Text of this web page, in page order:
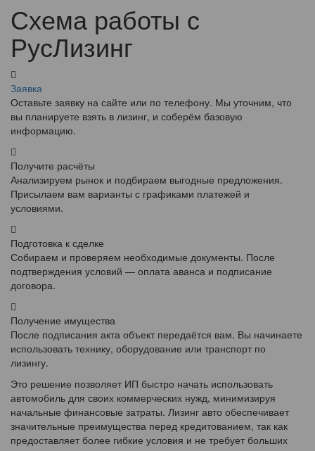
Схема работы с
РусЛизинг
Заявка
Оставьте заявку на сайте или по телефону. Мы уточним, что
вы планируете взять в лизинг, и соберём базовую
информацию.
Получите расчёты
Анализируем рынок и подбираем выгодные предложения.
Присылаем вам варианты с графиками платежей и
условиями.
Подготовка к сделке
Собираем и проверяем необходимые документы. После
подтверждения условий — оплата аванса и подписание
договора.
Получение имущества
После подписания акта объект передаётся вам. Вы начинаете
использовать технику, оборудование или транспорт по
лизингу.
Это решение позволяет ИП быстро начать использовать
автомобиль для своих коммерческих нужд, минимизируя
начальные финансовые затраты. Лизинг авто обеспечивает
значительные преимущества перед кредитованием, так как
предоставляет более гибкие условия и не требует больших